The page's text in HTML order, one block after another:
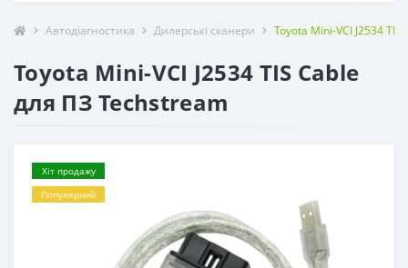
Автодіагностика Дилерські сканери Toyota Mini-VCI J2534
Toyota Mini-VCI J2534 TIS Cable
для ПЗ Techstream
Хіт продажу
Популярний